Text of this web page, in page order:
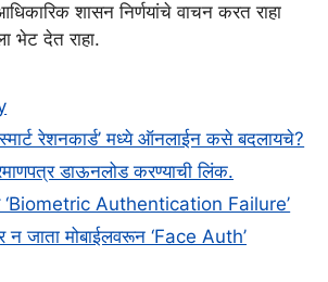
शासन निर्णयांचे वाचन करत राहा
भेट देत राहा.
रेशनकार्ड’ मध्ये ऑनलाईन कसे बदलायचे?
डाऊनलोड करण्याची लिंक.
‘Biometric Authentication Failure’
जाता मोबाईलवरून ‘Face Auth’